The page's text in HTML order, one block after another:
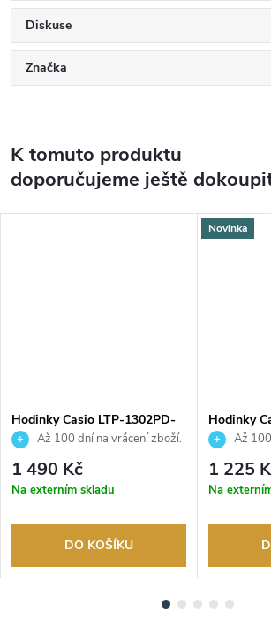
Diskuse
Značka
K tomuto produktu
doporučujeme ještě
Hodinky Casio LTP-1302PD-
1A1VEGAž 100 dní na vrácení zboží.
Autorizovaný prodejce.
1 490 Kč
Na externím skladu
DO KOŠÍKU
Novinka
Hodinky
7AEFAž
1 225
Na